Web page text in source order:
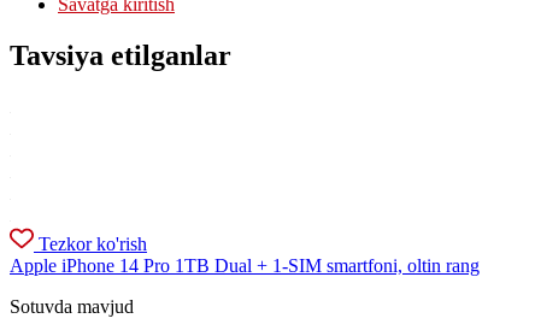
Savatga kiritish
Tavsiya etilganlar
Tezkor ko'rish
Apple iPhone 14 Pro 1TB Dual + 1-SIM smartfoni, oltin rang
Sotuvda mavjud